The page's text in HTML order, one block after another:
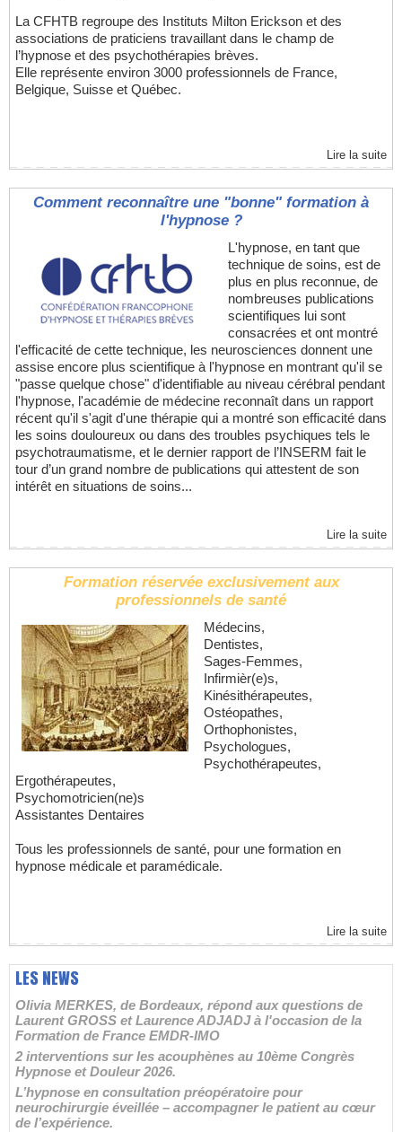
La CFHTB regroupe des Instituts Milton Erickson et des
associations de praticiens travaillant dans le champ de
l’hypnose et des psychothérapies brèves.
Elle représente environ 3000 professionnels de France,
Belgique, Suisse et Québec.
Lire la suite
Comment reconnaître une "bonne" formation à
l'hypnose ?
L'hypnose, en tant que
technique de soins, est de
plus en plus reconnue, de
nombreuses publications
scientifiques lui sont
consacrées et ont montré
l'efficacité de cette technique, les neurosciences donnent une
assise encore plus scientifique à l'hypnose en montrant qu'il se
"passe quelque chose" d'identifiable au niveau cérébral pendant
l'hypnose, l'académie de médecine reconnaît dans un rapport
récent qu'il s'agit d'une thérapie qui a montré son efficacité dans
les soins douloureux ou dans des troubles psychiques tels le
psychotraumatisme, et le dernier rapport de l’INSERM fait le
tour d’un grand nombre de publications qui attestent de son
intérêt en situations de soins...
Lire la suite
Formation réservée exclusivement aux
professionnels de santé
Médecins,
Dentistes,
Sages-Femmes,
Infirmièr(e)s,
Kinésithérapeutes,
Ostéopathes,
Orthophonistes,
Psychologues,
Psychothérapeutes,
Ergothérapeutes,
Psychomotricien(ne)s
Assistantes Dentaires
Tous les professionnels de santé, pour une formation en
hypnose médicale et paramédicale.
Lire la suite
LES NEWS
Olivia MERKES, de Bordeaux, répond aux questions de
Laurent GROSS et Laurence ADJADJ à l'occasion de la
Formation de France EMDR-IMO
2 interventions sur les acouphènes au 10ème Congrès
Hypnose et Douleur 2026.
L’hypnose en consultation préopératoire pour
neurochirurgie éveillée – accompagner le patient au cœur
de l’expérience.